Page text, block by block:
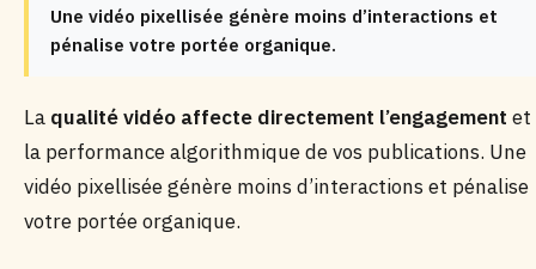
Une vidéo pixellisée génère moins d’interactions et
pénalise votre portée organique.
La qualité vidéo affecte directement l’engagement et
la performance algorithmique de vos publications. Une
vidéo pixellisée génère moins d’interactions et pénalise
votre portée organique.